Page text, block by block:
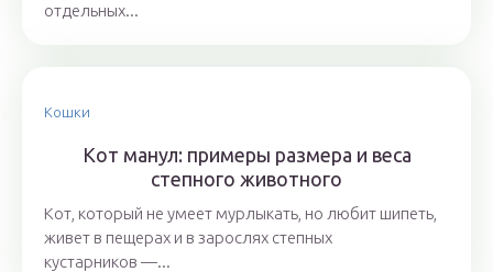
отдельных...
Кошки
Кот манул: примеры размера и веса
степного животного
Кот, который не умеет мурлыкать, но любит шипеть,
живет в пещерах и в зарослях степных
кустарников —...